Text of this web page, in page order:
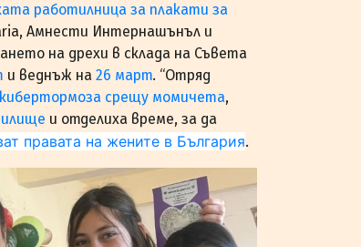
работилница за плакати за
Амнести Интернашънъл и
на дрехи в склада на Съвета
и веднъж на 26 март. “Отряд
срещу момичета,
и отделиха време, за да
правата на жените в България.